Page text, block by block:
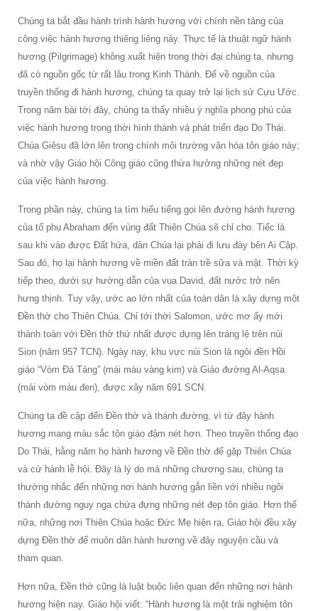
Chúng ta bắt đầu hành trình hành hương với chính nền tảng của
công việc hành hương thiêng liêng này. Thực tế là thuật ngữ hành
hương (Pilgrimage) không xuất hiện trong thời đại chúng ta, nhưng
đã có nguồn gốc từ rất lâu trong Kinh Thánh. Để về nguồn của
truyền thống đi hành hương, chúng ta quay trở lại lịch sử Cựu Ước.
Trong năm bài tới đây, chúng ta thấy nhiều ý nghĩa phong phú của
việc hành hương trong thời hình thành và phát triển đạo Do Thái.
Chúa Giêsu đã lớn lên trong chính môi trường văn hóa tôn giáo này;
và nhờ vậy Giáo hội Công giáo cũng thừa hưởng những nét đẹp
của việc hành hương.
Trong phần này, chúng ta tìm hiểu tiếng gọi lên đường hành hương
của tổ phụ Abraham đến vùng đất Thiên Chúa sẽ chỉ cho. Tiếc là
sau khi vào được Đất hứa, dân Chúa lại phải đi lưu đày bên Ai Cập.
Sau đó, họ lại hành hương về miền đất tràn trề sữa và mật. Thời kỳ
tiếp theo, dưới sự hướng dẫn của vua David, đất nước trở nên
hưng thịnh. Tuy vậy, ước ao lớn nhất của toàn dân là xây dựng một
Đền thờ cho Thiên Chúa. Chỉ tới thời Salomon, ước mơ ấy mới
thành toàn với Đền thờ thứ nhất được dựng lên tráng lệ trên núi
Sion (năm 957 TCN). Ngày nay, khu vực núi Sion là ngôi đền Hồi
giáo “Vòm Đá Tảng” (mái màu vàng kim) và Giáo đường Al-Aqsa
(mái vòm màu đen), được xây năm 691 SCN.
Chúng ta đề cập đến Đền thờ và thánh đường, vì từ đây hành
hương mang màu sắc tôn giáo đậm nét hơn. Theo truyền thống đạo
Do Thái, hằng năm họ hành hương về Đền thờ để gặp Thiên Chúa
và cử hành lễ hội. Đây là lý do mà những chương sau, chúng ta
thường nhắc đến những nơi hành hương gắn liền với nhiều ngôi
thánh đường nguy nga chứa đựng những nét đẹp tôn giáo. Hơn thế
nữa, những nơi Thiên Chúa hoặc Đức Mẹ hiện ra, Giáo hội đều xây
dựng Đền thờ để muôn dân hành hương về đây nguyện cầu và
tham quan.
Hơn nữa, Đền thờ cũng là luật buộc liên quan đến những nơi hành
hương hiện nay. Giáo hội viết: “Hành hương là một trải nghiệm tôn